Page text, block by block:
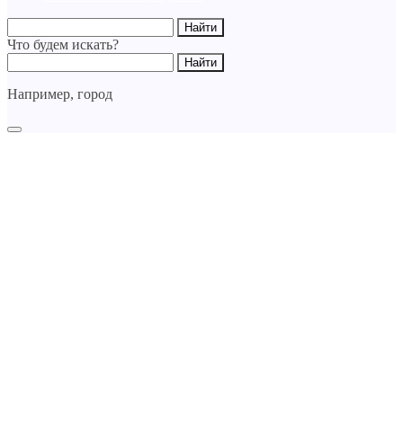
Что будем искать?
Например, город